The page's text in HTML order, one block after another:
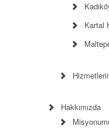
Kartal
Hakkımızda